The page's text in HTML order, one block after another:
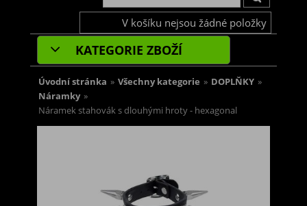
V košíku nejsou žádné položky
KATEGORIE ZBOŽÍ
Úvodní stránka » Všechny kategorie » DOPLŇKY »
Náramky »
Náramek stahovák s dlouhými hroty - hexagonal